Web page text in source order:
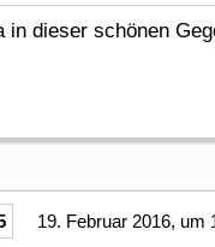
in dieser schönen
19. Februar 2016, um